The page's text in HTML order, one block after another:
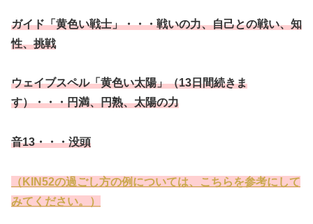
ガイド「黄色い戦士」・・・戦いの力、自己との戦い、知
性、挑戦
ウェイブスペル「黄色い太陽」（13日間続きま
す）・・・円満、円熟、太陽の力
音13・・・没頭
（KIN52の過ごし方の例については、こちらを参考にして
みてください。）